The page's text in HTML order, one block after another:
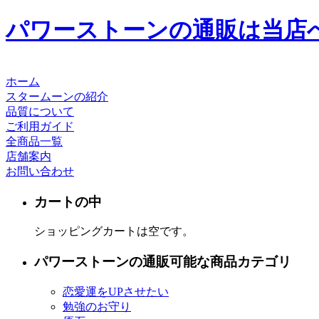
パワーストーンの通販は当店
ホーム
スタームーンの紹介
品質について
ご利用ガイド
全商品一覧
店舗案内
お問い合わせ
カートの中
ショッピングカートは空です。
パワーストーンの通販可能な商品カテゴリ
恋愛運をUPさせたい
勉強のお守り